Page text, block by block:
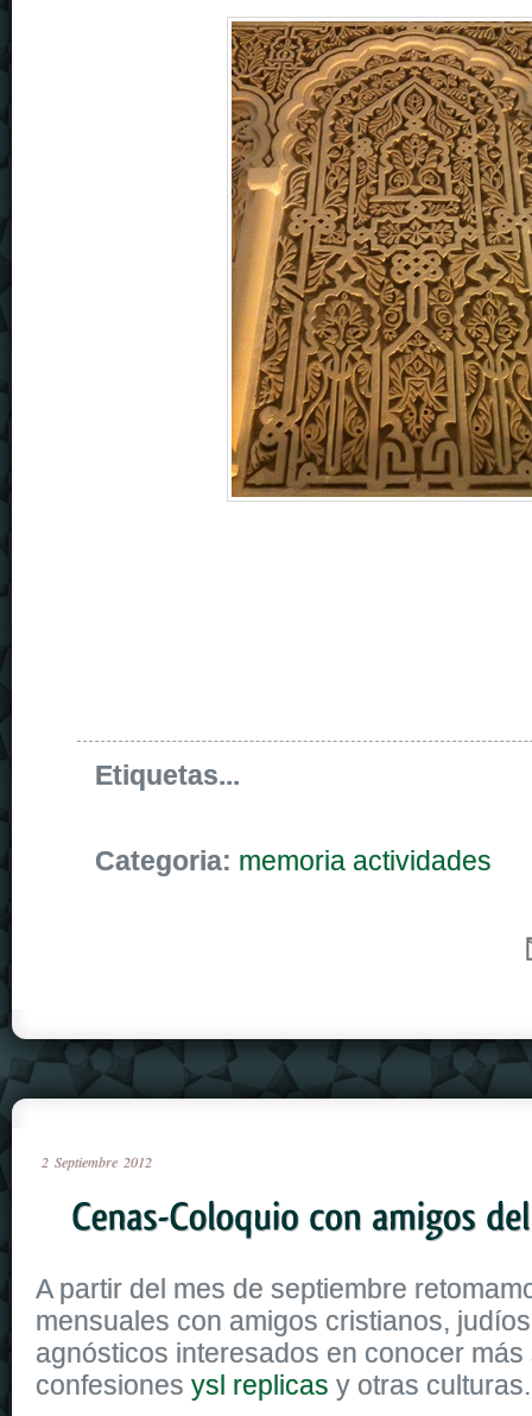
Etiquetas...
Categoria: memoria actividades
2 Septiembre 2012
A partir del mes de septiembre
mensuales con amigos cristianos,
agnósticos interesados en conocer
confesiones ysl replicas y otras culturas.